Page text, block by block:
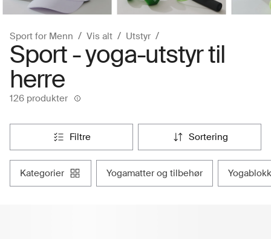
Sport for Menn Vis alt Utstyr
Sport - yoga-utstyr til
herre
126 produkter
filtre sortering
kategorier yogamatter og tilbehør